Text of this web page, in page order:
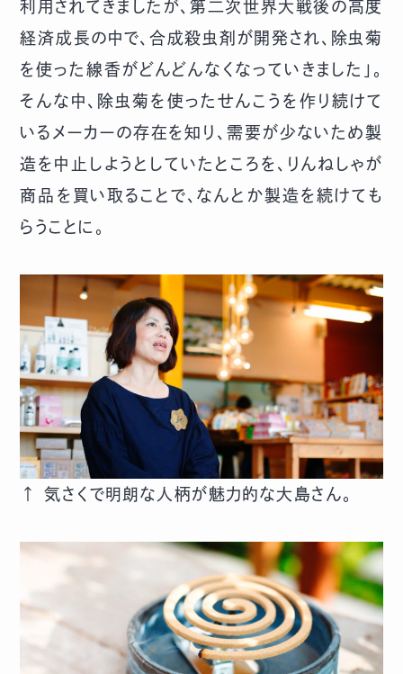
利用されてきましたが、第二次世界大戦後の高度
経済成長の中で、合成殺虫剤が開発され、除虫菊
を使った線香がどんどんなくなっていきました」。
そんな中、除虫菊を使ったせんこうを作り続けて
いるメーカーの存在を知り、需要が少ないため製
造を中止しようとしていたところを、りんねしゃが
商品を買い取ることで、なんとか製造を続けても
らうことに。
↑ 気さくで明朗な人柄が魅力的な大島さん。